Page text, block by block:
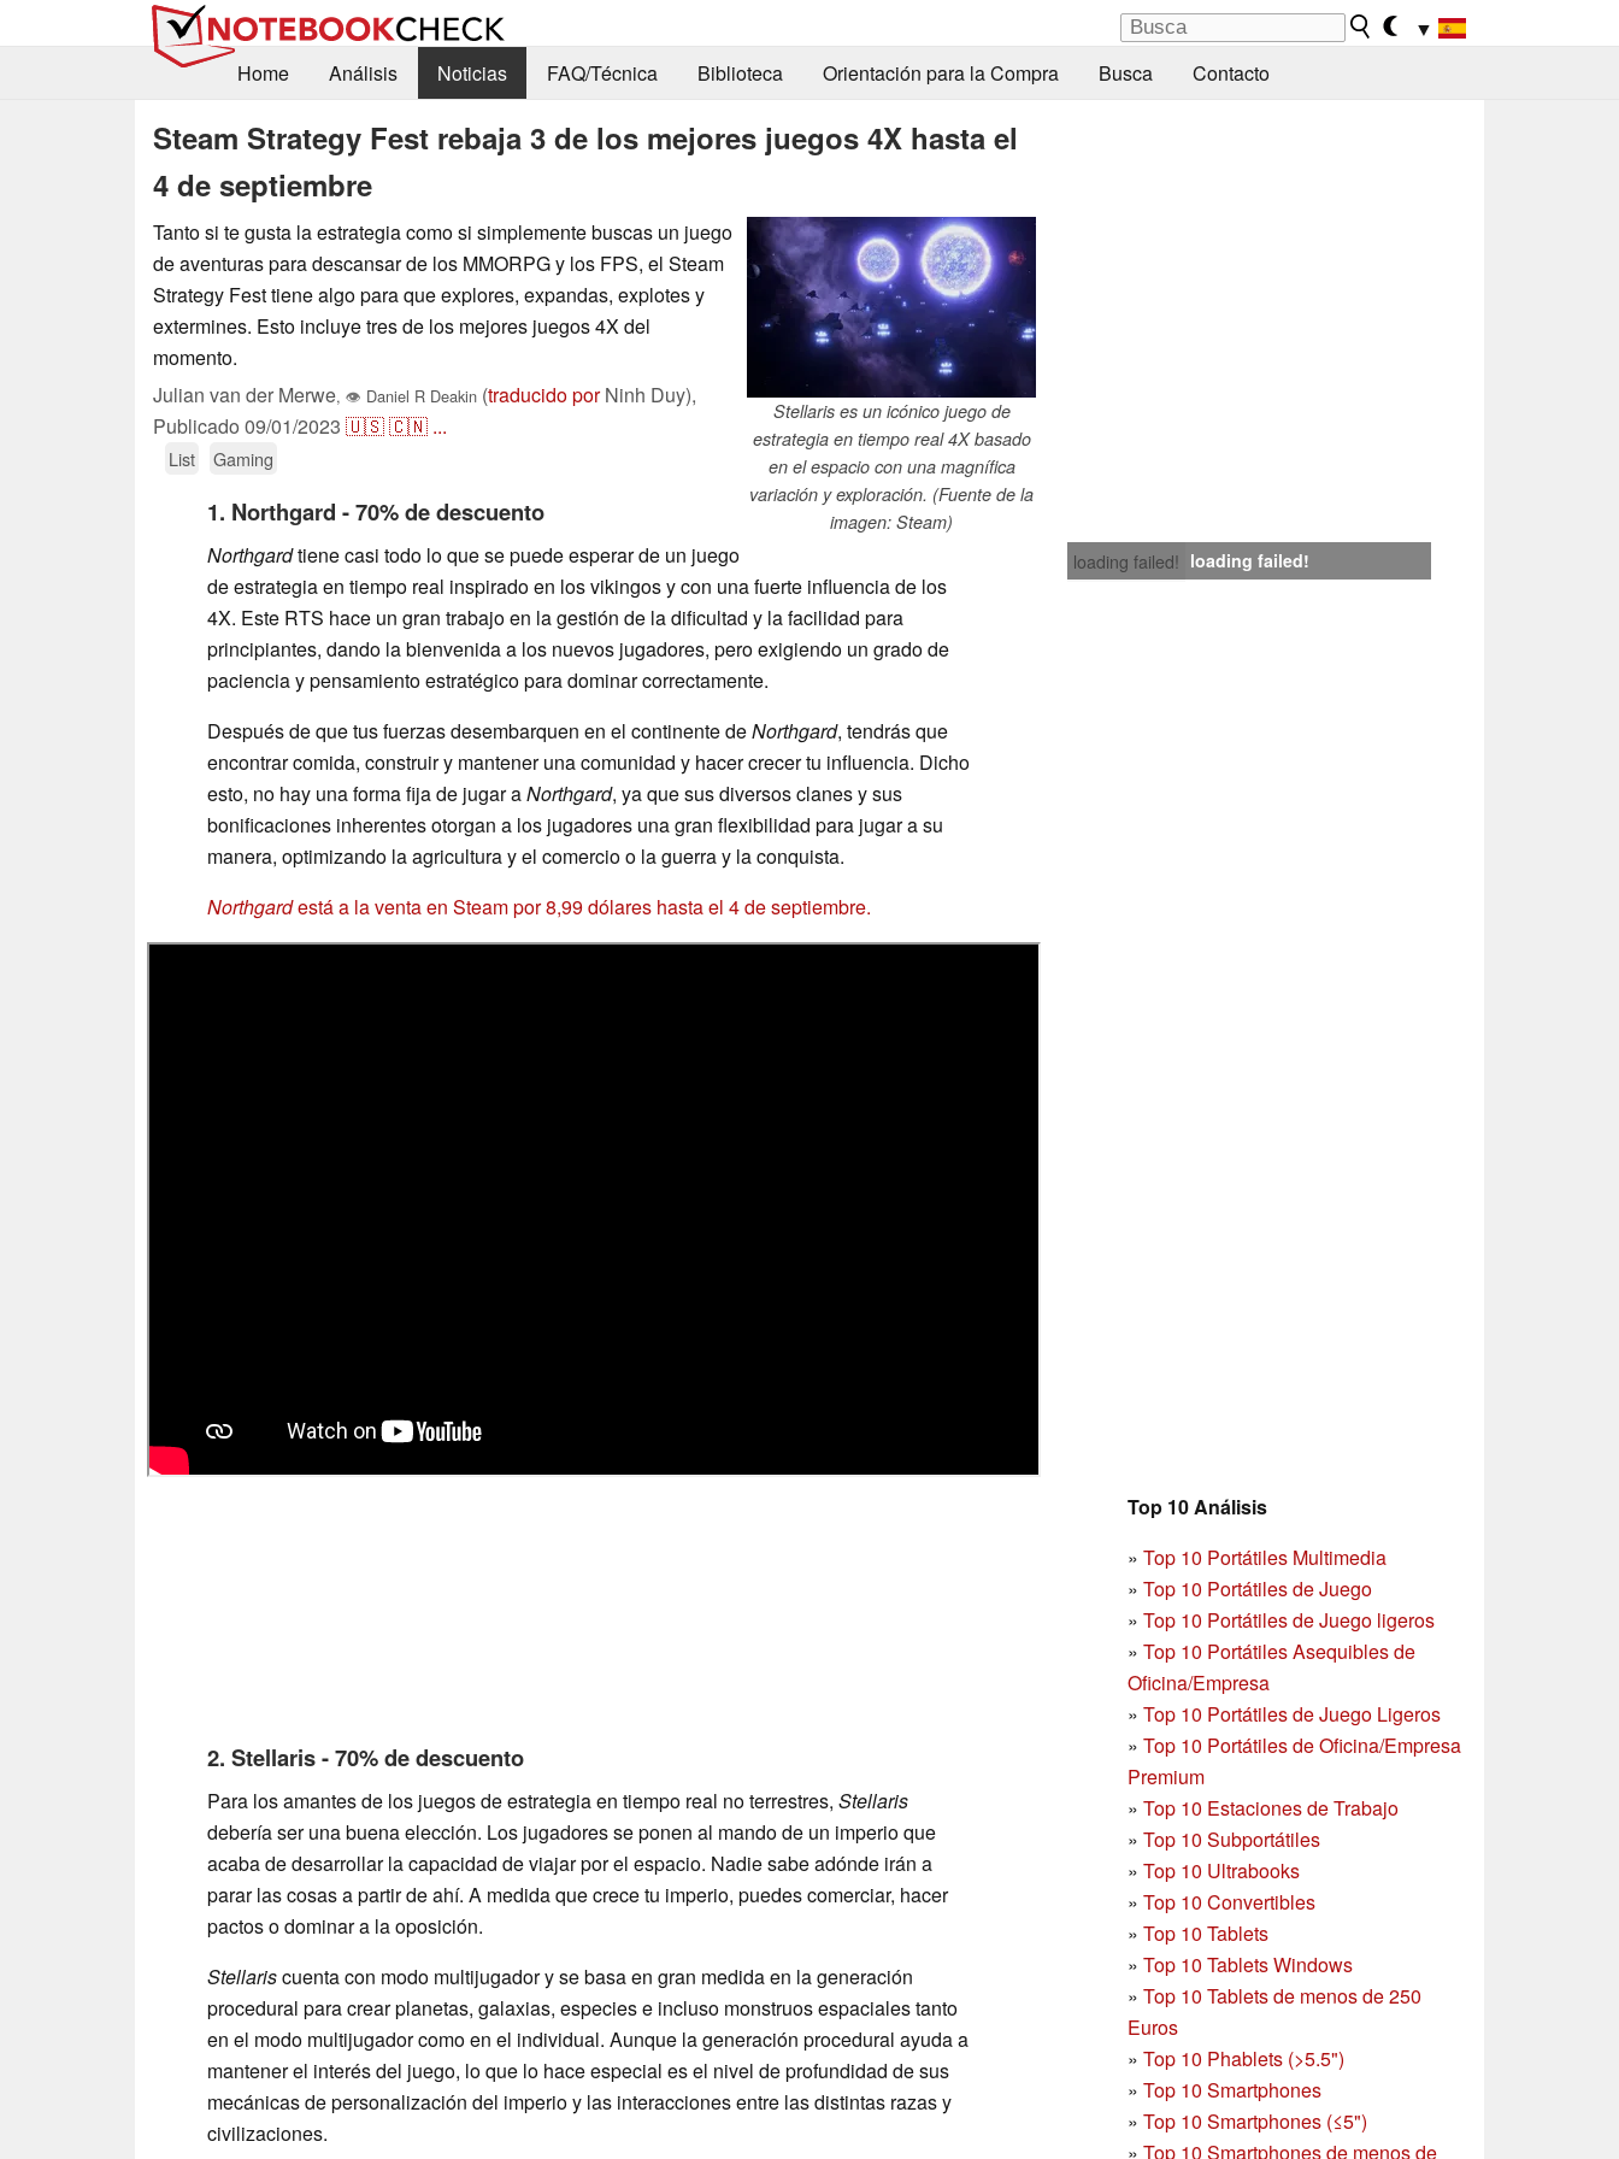
▼
Home
Análisis Noticias FAQ/Técnica Biblioteca Orientación para la Compra Busca Contacto
Steam Strategy Fest rebaja 3 de los mejores juegos 4X hasta el
4 de septiembre
Stellaris es un icónico juego de
estrategia en tiempo real 4X basado
en el espacio con una magnífica
variación y exploración. (Fuente de la
imagen: Steam)
Tanto si te gusta la estrategia como si simplemente buscas un juego
de aventuras para descansar de los MMORPG y los FPS, el Steam
Strategy Fest tiene algo para que explores, expandas, explotes y
extermines. Esto incluye tres de los mejores juegos 4X del
momento.
Julian van der Merwe, 👁 Daniel R Deakin (traducido porNinh Duy),
Publicado 09/01/2023 🇺🇸🇨🇳 ...
List Gaming
loading failed! loading failed!
1. Northgard - 70% de descuento
Northgardtiene casi todo lo que se puede esperar de un juego
de estrategia en tiempo real inspirado en los vikingos y con una fuerte influencia de los
4X. Este RTS hace un gran trabajo en la gestión de la dificultad y la facilidad para
principiantes, dando la bienvenida a los nuevos jugadores, pero exigiendo un grado de
paciencia y pensamiento estratégico para dominar correctamente.
Después de que tus fuerzas desembarquen en el continente deNorthgard, tendrás que
encontrar comida, construir y mantener una comunidad y hacer crecer tu influencia. Dicho
esto, no hay una forma fija de jugar aNorthgard, ya que sus diversos clanes y sus
bonificaciones inherentes otorgan a los jugadores una gran flexibilidad para jugar a su
manera, optimizando la agricultura y el comercio o la guerra y la conquista.
Northgardestá a la venta en Steam por 8,99 dólares hasta el 4 de septiembre.
Top 10 Análisis
» Top 10 Portátiles Multimedia
» Top 10 Portátiles de Juego
» Top 10 Portátiles de Juego ligeros
» Top 10 Portátiles Asequibles de
Oficina/Empresa
» Top 10 Portátiles de Juego Ligeros
» Top 10 Portátiles de Oficina/Empresa
Premium
» Top 10 Estaciones de Trabajo
» Top 10 Subportátiles
» Top 10 Ultrabooks
» Top 10 Convertibles
» Top 10 Tablets
» Top 10 Tablets Windows
» Top 10 Tablets de menos de 250
Euros
» Top 10 Phablets (>5.5")
» Top 10 Smartphones
» Top 10 Smartphones (≤5")
» Top 10 Smartphones de menos de
2. Stellaris - 70% de descuento
Para los amantes de los juegos de estrategia en tiempo real no terrestres, Stellaris
debería ser una buena elección. Los jugadores se ponen al mando de un imperio que
acaba de desarrollar la capacidad de viajar por el espacio. Nadie sabe adónde irán a
parar las cosas a partir de ahí. A medida que crece tu imperio, puedes comerciar, hacer
pactos o dominar a la oposición.
Stellariscuenta con modo multijugador y se basa en gran medida en la generación
procedural para crear planetas, galaxias, especies e incluso monstruos espaciales tanto
en el modo multijugador como en el individual. Aunque la generación procedural ayuda a
mantener el interés del juego, lo que lo hace especial es el nivel de profundidad de sus
mecánicas de personalización del imperio y las interacciones entre las distintas razas y
civilizaciones.